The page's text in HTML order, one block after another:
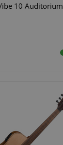
10 Auditorium